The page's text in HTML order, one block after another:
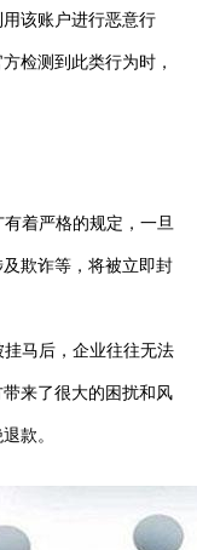
该账户进行恶意行
检测到此类行为时，
着严格的规定，一旦
欺诈等，将被立即封
马后，企业往往无法
来了很大的困扰和风
款。